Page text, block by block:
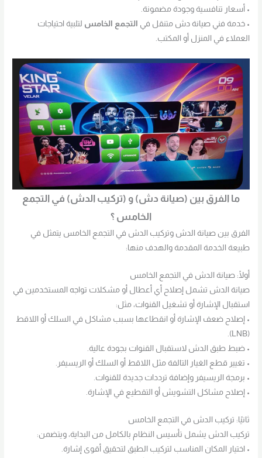
• أسعار تنافسية وجودة مضمونة.
• خدمة فني صيانة دش متنقل في التجمع الخامس لتلبية احتياجات
العملاء في المنزل أو المكتب.
ما الفرق بين (صيانة دش) و (تركيب الدش) في التجمع
الخامس ؟
الفرق بين صيانة الدش وتركيب الدش في التجمع الخامس يتمثل في
طبيعة الخدمة المقدمة والهدف منها:
أولًا: صيانة الدش في التجمع الخامس
صيانة الدش تشمل إصلاح أي أعطال أو مشكلات تواجه المستخدمين في
استقبال الإشارة أو تشغيل القنوات، مثل:
• إصلاح ضعف الإشارة أو انقطاعها بسبب مشاكل في السلك أو اللاقط
(LNB).
• ضبط طبق الدش لاستقبال القنوات بجودة عالية.
• تغيير قطع الغيار التالفة مثل اللاقط أو السلك أو الريسيفر.
• برمجة الريسيفر وإضافة ترددات جديدة للقنوات.
• إصلاح مشاكل التشويش أو التقطيع في الإشارة.
ثانيًا: تركيب الدش في التجمع الخامس
تركيب الدش يشمل تأسيس النظام بالكامل من البداية، ويتضمن:
• اختيار المكان المناسب لتركيب الطبق لتحقيق أقوى إشارة.